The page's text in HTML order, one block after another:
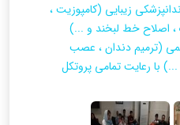
زیبایی (کامپوزیت ،
، اصلاح خط لبخند و ...)
(ترمیم دندان ، عصب
با رعایت تمامی پروتکل